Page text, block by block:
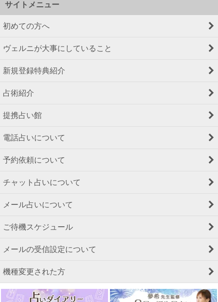
サイトメニュー
初めての方へ
ヴェルニが大事にしていること
新規登録特典紹介
占術紹介
提携占い館
電話占いについて
予約依頼について
チャット占いについて
メール占いについて
ご待機スケジュール
メールの受信設定について
機種変更された方